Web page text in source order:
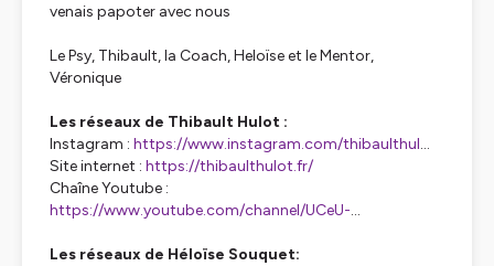
venais papoter avec nous
Le Psy, Thibault, la Coach, Heloïse et le Mentor,
Véronique
Les réseaux de Thibault Hulot :
Instagram : https://www.instagram.com/thibaulthul...
Site internet : https://thibaulthulot.fr/
Chaîne Youtube :
https://www.youtube.com/channel/UCeU-...
Les réseaux de Héloïse Souquet: